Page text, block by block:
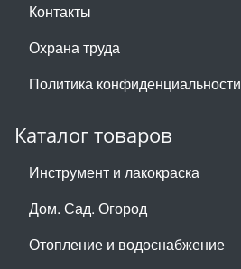
Контакты
Охрана труда
Политика конфиденциальности
Каталог товаров
Инструмент и лакокраска
Дом. Сад. Огород
Отопление и водоснабжение